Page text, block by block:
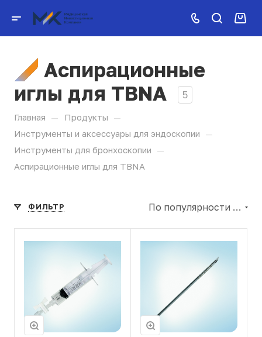
Аспирационные
иглы для TBNA
5
Главная — Продукты —
Инструменты и аксессуары для эндоскопии —
Инструменты для бронхоскопии —
Аспирационные иглы для TBNA
ФИЛЬТР По популярности (убывание)